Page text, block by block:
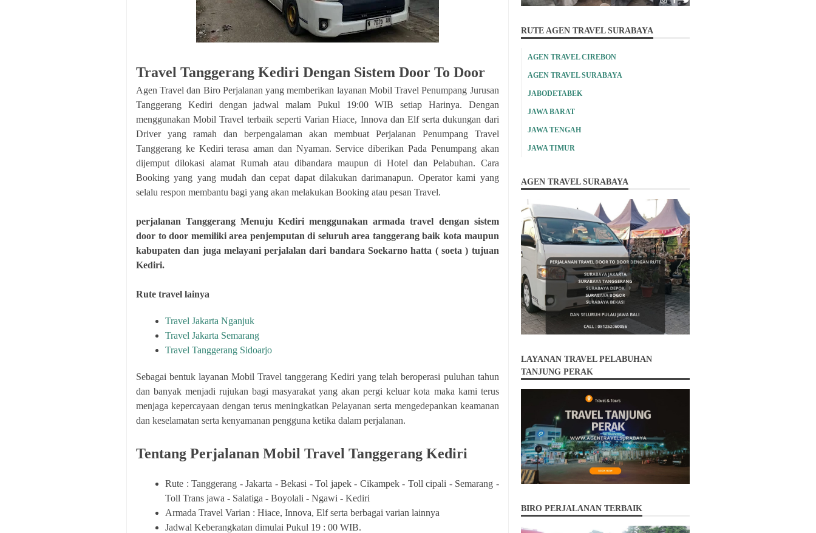
Travel Tanggerang Kediri Dengan Sistem Door To Door
Agen Travel dan Biro Perjalanan yang memberikan layanan Mobil Travel Penumpang Jurusan
Tanggerang Kediri dengan jadwal malam Pukul 19:00 WIB setiap Harinya. Dengan
menggunakan Mobil Travel terbaik seperti Varian Hiace, Innova dan Elf serta dukungan dari
Driver yang ramah dan berpengalaman akan membuat Perjalanan Penumpang Travel
Tanggerang ke Kediri terasa aman dan Nyaman. Service diberikan Pada Penumpang akan
dijemput dilokasi alamat Rumah atau dibandara maupun di Hotel dan Pelabuhan. Cara
Booking yang yang mudah dan cepat dapat dilakukan darimanapun. Operator kami yang
selalu respon membantu bagi yang akan melakukan Booking atau pesan Travel.
perjalanan Tanggerang Menuju Kediri menggunakan armada travel dengan sistem
door to door memiliki area penjemputan di seluruh area tanggerang baik kota maupun
kabupaten dan juga melayani perjalalan dari bandara Soekarno hatta ( soeta ) tujuan
Kediri.
Rute travel lainya
Travel Jakarta Nganjuk
Travel Jakarta Semarang
Travel Tanggerang Sidoarjo
Sebagai bentuk layanan Mobil Travel tanggerang Kediri yang telah beroperasi puluhan tahun
dan banyak menjadi rujukan bagi masyarakat yang akan pergi keluar kota maka kami terus
menjaga kepercayaan dengan terus meningkatkan Pelayanan serta mengedepankan keamanan
dan keselamatan serta kenyamanan pengguna ketika dalam perjalanan.
Tentang Perjalanan Mobil Travel Tanggerang Kediri
Rute : Tanggerang - Jakarta - Bekasi - Tol japek - Cikampek - Toll cipali - Semarang -
Toll Trans jawa - Salatiga - Boyolali - Ngawi - Kediri
Armada Travel Varian : Hiace, Innova, Elf serta berbagai varian lainnya
Jadwal Keberangkatan dimulai Pukul 19 : 00 WIB.
RUTE AGEN TRAVEL SURABAYA
AGEN TRAVEL CIREBON
AGEN TRAVEL SURABAYA
JABODETABEK
JAWA BARAT
JAWA TENGAH
JAWA TIMUR
AGEN TRAVEL SURABAYA
LAYANAN TRAVEL PELABUHAN
TANJUNG PERAK
BIRO PERJALANAN TERBAIK